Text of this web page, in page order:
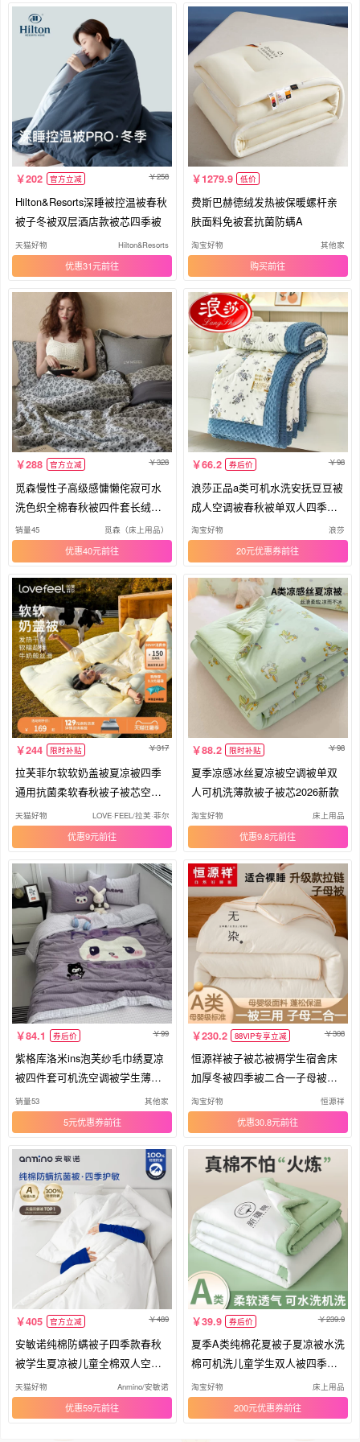
202 官方立减 258
Hilton&Resorts深睡被控温被春秋
被子冬被双层酒店款被芯四季被
天猫好物 Hilton&Resorts
优惠31元
1279.9 低价
费斯巴赫德绒发热被保暖螺杆亲
肤面料免被套抗菌防螨A
淘宝好物 其他家
购买
288 官方立减 328
觅森慢性子高级感慵懒侘寂可水
洗色织全棉春秋被四件套长绒棉
夏被
销量45 觅森（床上用品）
优惠40元
66.2 券后价 98
浪莎正品a类可机水洗安抚豆豆被
成人空调被春秋被单双人四季通
用
淘宝好物 浪莎
20元优惠券
244 限时补贴 317
拉芙菲尔软软奶盖被夏凉被四季
通用抗菌柔软春秋被子被芯空调
被
天猫好物 LOVE·FEEL/拉芙·菲尔
优惠9元
88.2 限时补贴 98
夏季凉感冰丝夏凉被空调被单双
人可机洗薄款被子被芯2026新款
淘宝好物 床上用品
优惠9.8元
84.1 券后价 99
紫格库洛米ins泡芙纱毛巾绣夏凉
被四件套可机洗空调被学生薄被
子
销量53 其他家
5元优惠券
230.2 88VIP专享立减 308
恒源祥被子被芯被褥学生宿舍床
加厚冬被四季被二合一子母被拉
链款
淘宝好物 恒源祥
优惠30.8元
405 官方立减 489
安敏诺纯棉防螨被子四季款春秋
被学生夏凉被儿童全棉双人空调
被芯
天猫好物 Anmino/安敏诺
优惠59元
39.9 券后价 239.9
夏季A类纯棉花夏被子夏凉被水洗
棉可机洗儿童学生双人被四季通
用
淘宝好物 床上用品
200元优惠券